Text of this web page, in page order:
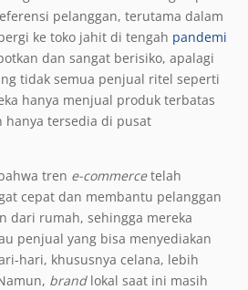
pelanggan, terutama dalam
ke toko jahit di tengah pandemi
dan sangat berisiko, apalagi
tidak semua penjual ritel seperti
hanya menjual produk terbatas
hanya tersedia di pusat
tren e-commercetelah
cepat dan membantu pelanggan
dari rumah, sehingga mereka
penjual yang bisa menyediakan
hari, khususnya celana, lebih
brand lokal saat ini masih